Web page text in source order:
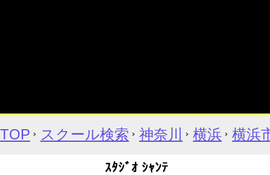
TOP スクール検索 神奈川 横浜 横浜
ｽﾀｼﾞｵ ｼｬﾝﾃ